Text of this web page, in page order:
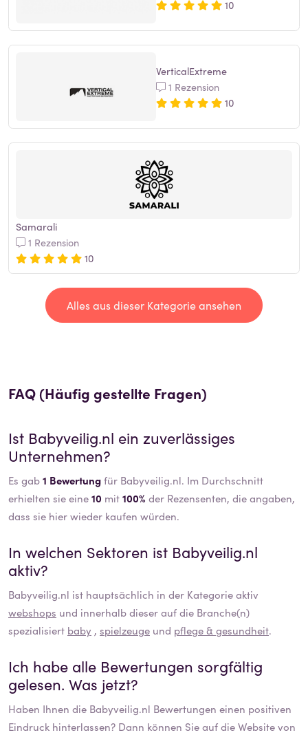
10
VerticalExtreme
1 Rezension
10
Samarali
1 Rezension
10
Alles aus dieser Kategorie ansehen
FAQ (Häufig gestellte Fragen)
Ist Babyveilig.nl ein zuverlässiges
Unternehmen?
Es gab1 Bewertungfür Babyveilig.nl. Im Durchschnitt
erhielten sie eine10 mit100% der Rezensenten, die angaben,
dass sie hier wieder kaufen würden.
In welchen Sektoren ist Babyveilig.nl
aktiv?
Babyveilig.nl ist hauptsächlich in der Kategorie aktiv
webshops und innerhalb dieser auf die Branche(n)
spezialisiert baby , spielzeuge und pflege & gesundheit.
Ich habe alle Bewertungen sorgfältig
gelesen. Was jetzt?
Haben Ihnen die Babyveilig.nl Bewertungen einen positiven
Eindruck hinterlassen? Dann können Sie auf die Website von